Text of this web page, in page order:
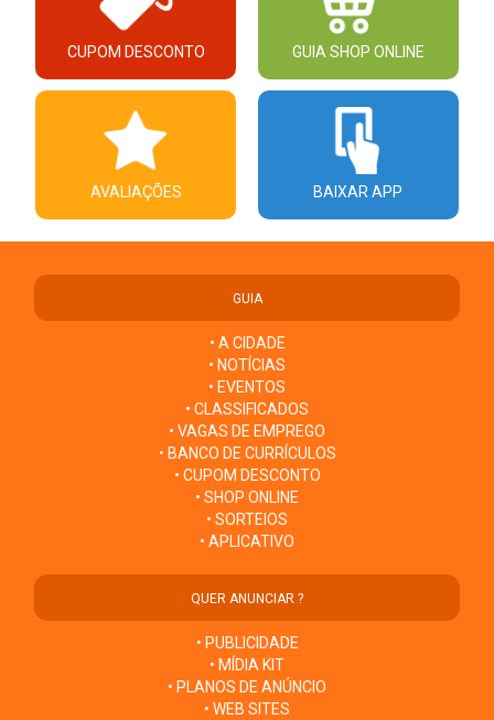
CUPOM DESCONTO GUIA SHOP ONLINE
AVALIAÇÕES BAIXAR APP
GUIA
• A CIDADE
• NOTÍCIAS
• EVENTOS
• CLASSIFICADOS
• VAGAS DE EMPREGO
• BANCO DE CURRÍCULOS
• CUPOM DESCONTO
• SHOP ONLINE
• SORTEIOS
• APLICATIVO
QUER ANUNCIAR ?
• PUBLICIDADE
• MÍDIA KIT
• PLANOS DE ANÚNCIO
• WEB SITES